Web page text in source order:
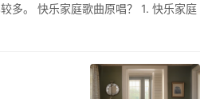
多。 快乐家庭歌曲原唱？ 1. 快乐家庭
基作为一位著名的华语流行…